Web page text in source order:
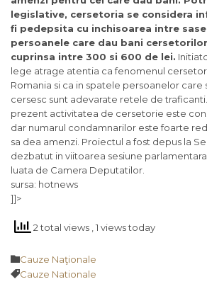
legislative, cersetoria se considera
fi pedepsita cu inchisoarea intre
persoanele care dau bani
cuprinsa intre 300 si 600 de lei.
lege atrage atentia ca fenomenul
Romania si ca in spatele persoanelor care
cersesc sunt adevarate retele de
prezent activitatea de cersetorie este
dar numarul condamnarilor este foarte
sa dea amenzi. Proiectul a fost depus la
dezbatut in viitoarea sesiune
luata de Camera Deputatilor.
sursa: hotnews
]]>
2 total views , 1 views today
Category
Cauze Naţionale
Tags
Cauze Nationale